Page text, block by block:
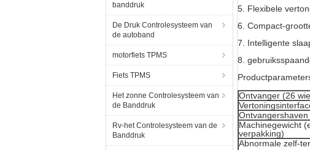
banddruk
De Druk Controlesysteem van
de autoband
motorfiets TPMS
Fiets TPMS
Het zonne Controlesysteem van
de Banddruk
Rv-het Controlesysteem van de
Banddruk
5. Flexibele
6. Compact-
7. Intelligente
8.
Ontvanger (26
Ontvangershaven
Machinegewicht
verpakking)
Abnormale zelf-